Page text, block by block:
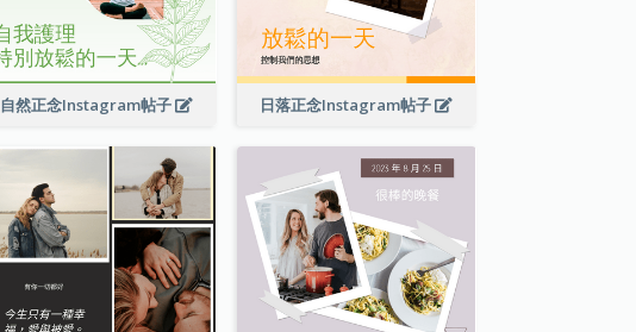
自然正念Instagram帖子 日落正念Instagram帖子